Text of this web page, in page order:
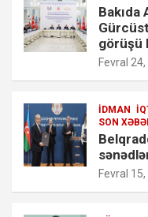
Bakıda
görüşü
Fevral
İDMAN
SON
Fevral